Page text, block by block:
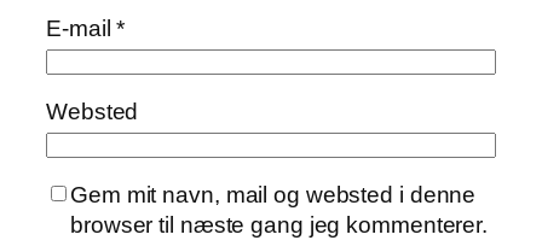
E-mail*
Websted
Gem mit navn, mail og websted i denne
browser til næste gang jeg kommenterer.